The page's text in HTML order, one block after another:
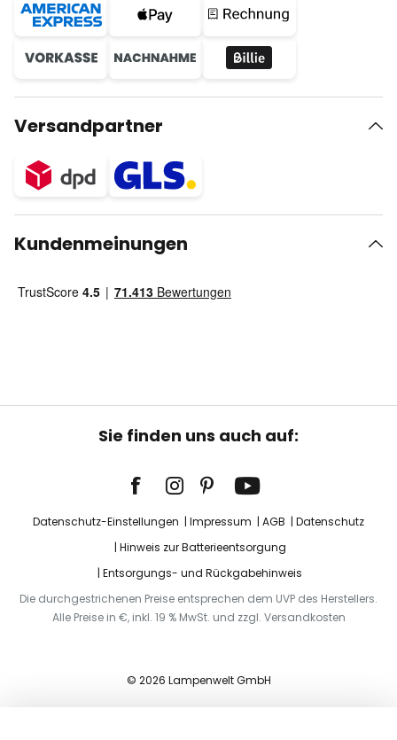
Versandpartner
Kundenmeinungen
Sie finden uns auch auf:
Datenschutz-Einstellungen Impressum AGB
Datenschutz
Hinweis zur Batterieentsorgung
Entsorgungs- und Rückgabehinweis
Die durchgestrichenen Preise entsprechen dem UVP des Herstellers.
Alle Preise in €, inkl. 19 % MwSt. und zzgl. Versandkosten
© 2026 Lampenwelt GmbH